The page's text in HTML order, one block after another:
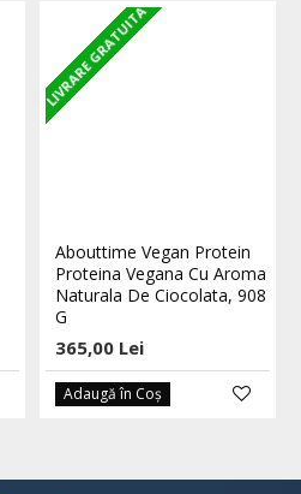
LIVRARE GRATUITA
Abouttime Vegan Protein
Proteina Vegana Cu Aroma
Naturala De Ciocolata, 908
G
365,00 Lei
Adaugă în Coş